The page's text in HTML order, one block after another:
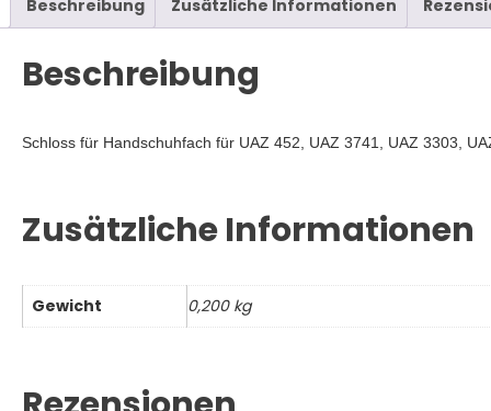
MengeBeschreibung Zusätzliche Informationen
Beschreibung
Schloss für Handschuhfach für UAZ 452, UAZ 3741, UAZ 3303,
Zusätzliche Informationen
Gewicht 0,200 kg